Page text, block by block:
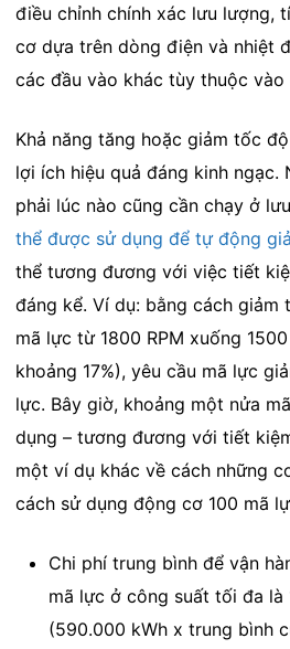
điều chỉnh chính xác lưu lượng,
cơ dựa trên dòng điện và nhiệt
các đầu vào khác tùy thuộc
Khả năng tăng hoặc giảm tốc
lợi ích hiệu quả đáng kinh ngạc.
phải lúc nào cũng cần chạy ở
thể được sử dụng để tự động
thể tương đương với việc tiết
đáng kể. Ví dụ: bằng cách giảm
mã lực từ 1800 RPM xuống
khoảng 17%), yêu cầu mã lực
lực. Bây giờ, khoảng một nửa
dụng – tương đương với tiết
một ví dụ khác về cách những
cách sử dụng động cơ 100 mã
Chi phí trung bình để vận
mã lực ở công suất tối đa là
(590.000 kWh x trung bình